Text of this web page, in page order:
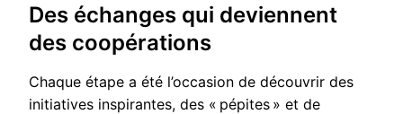
Des échanges qui deviennent
des coopérations
Chaque étape a été l’occasion de découvrir des
initiatives inspirantes, des « pépites » et de